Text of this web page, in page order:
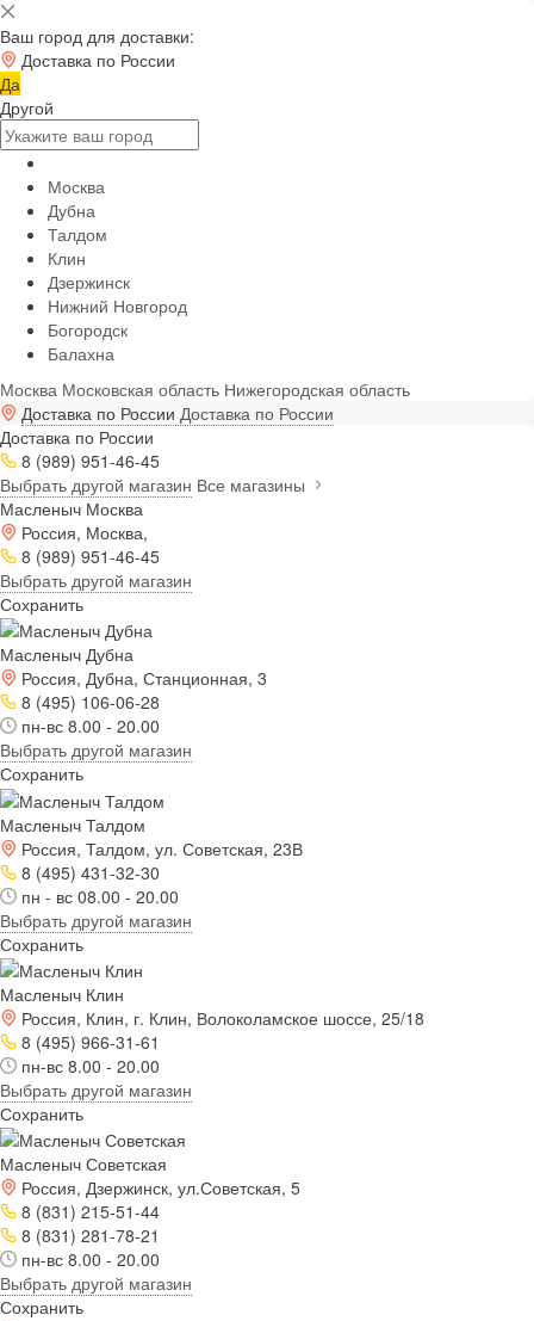
Ваш город для доставки:
Доставка по России
Да
Другой
Москва
Дубна
Талдом
Клин
Дзержинск
Нижний Новгород
Богородск
Балахна
Москва Московская область Нижегородская область
Доставка по России Доставка по России
Доставка по России
8 (989) 951-46-45
Выбрать другой магазин Все магазины
Масленыч Москва
Россия, Москва,
8 (989) 951-46-45
Выбрать другой магазин
Сохранить
Масленыч Дубна
Россия, Дубна, Станционная, 3
8 (495) 106-06-28
пн-вс 8.00 - 20.00
Выбрать другой магазин
Сохранить
Масленыч Талдом
Россия, Талдом, ул. Советская, 23В
8 (495) 431-32-30
пн - вс 08.00 - 20.00
Выбрать другой магазин
Сохранить
Масленыч Клин
Россия, Клин, г. Клин, Волоколамское шоссе, 25/18
8 (495) 966-31-61
пн-вс 8.00 - 20.00
Выбрать другой магазин
Сохранить
Масленыч Советская
Россия, Дзержинск, ул.Советская, 5
8 (831) 215-51-44
8 (831) 281-78-21
пн-вс 8.00 - 20.00
Выбрать другой магазин
Сохранить